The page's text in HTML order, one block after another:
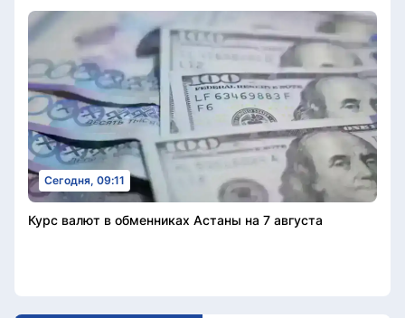
Сегодня, 09:11
Курс валют в обменниках Астаны на 7 августа